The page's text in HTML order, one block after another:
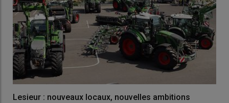
Lesieur : nouveaux locaux, nouvelles ambitions